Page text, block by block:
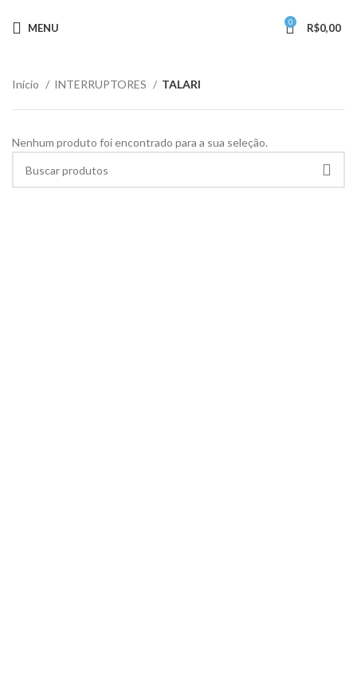
MENU 0 R$0,00
Início INTERRUPTORES TALARI
Nenhum produto foi encontrado para a sua seleção.